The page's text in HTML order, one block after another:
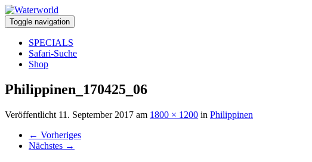
Toggle navigation
SPECIALS
Safari-Suche
Shop
Philippinen_170425_06
Veröffentlicht 11. September 2017 am 1800 × 1200 in Philippinen
← Vorheriges
Nächstes →